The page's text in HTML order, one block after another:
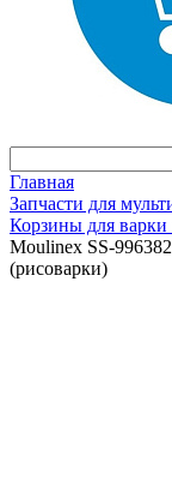
Главная
Запчасти для
Корзины для варки
Moulinex SS-
(рисоварки)